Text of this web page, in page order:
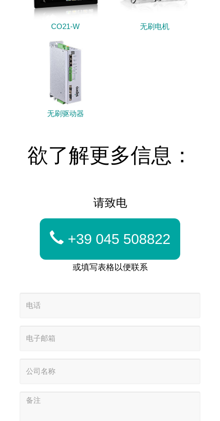
CO21-W 无刷电机
无刷驱动器
欲了解更多信息：
请致电
+39 045 508822
或填写表格以便联系